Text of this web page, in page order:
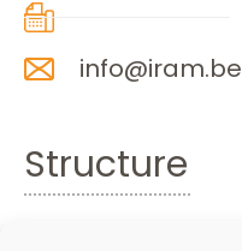
info@iram.be
Structure